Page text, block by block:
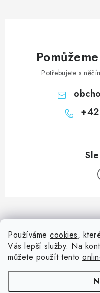
Používáme cookies,
Vás lepší služby. Na
můžete použít tento
Potřebujete s
á
Doprava
Nepřehlédněte
Blog s nápady a návody
Slovník pojmů, české návody